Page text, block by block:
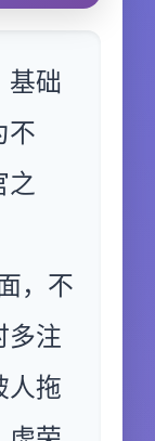
基础
不
之
，不
多注
人拖